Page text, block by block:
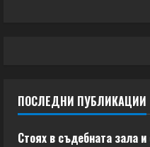
ПОСЛЕДНИ ПУБЛИКАЦИИ
Стоях в съдебната зала